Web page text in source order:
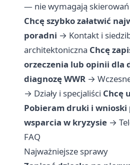
— nie wymagają skierowań
Chcę szybko załatwić
poradni → Kontakt i
architektoniczna Chcę
orzeczenia lub opinii dla
diagnozę WWR →
→ Działy i specjaliści Chcę
Pobieram druki i wnioski
wsparcia w kryzysie →
FAQ
Najważniejsze sprawy